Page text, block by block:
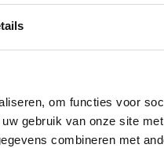
om functies voor
gebruik van onze site
combineren met